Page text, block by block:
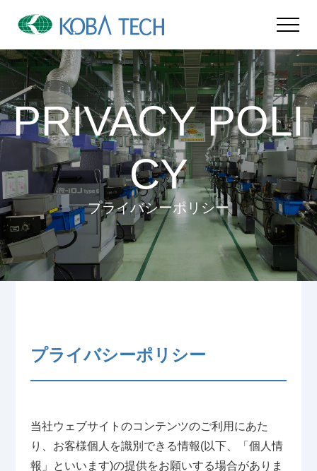
PRIVACY POLI
CY
プライバシーポリシー
プライバシーポリシー
当社ウェブサイトのコンテンツのご利用にあた
り、お客様個人を識別できる情報(以下、「個人情
報」といいます)の提供をお願いする場合がありま